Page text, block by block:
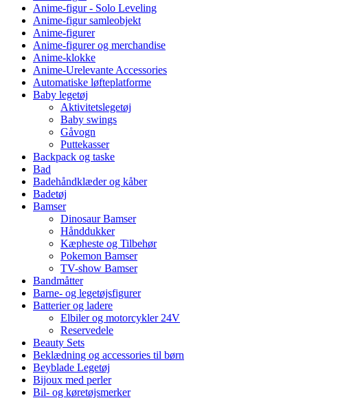
Anime-figur - Solo Leveling
Anime-figur samleobjekt
Anime-figurer
Anime-figurer og merchandise
Anime-klokke
Anime-Urelevante Accessories
Automatiske løfteplatforme
Baby legetøj
Aktivitetslegetøj
Baby swings
Gåvogn
Puttekasser
Backpack og taske
Bad
Badehåndklæder og kåber
Badetøj
Bamser
Dinosaur Bamser
Hånddukker
Kæpheste og Tilbehør
Pokemon Bamser
TV-show Bamser
Bandmåtter
Barne- og legetøjsfigurer
Batterier og ladere
Elbiler og motorcykler 24V
Reservedele
Beauty Sets
Beklædning og accessories til børn
Beyblade Legetøj
Bijoux med perler
Bil- og køretøjsmerker